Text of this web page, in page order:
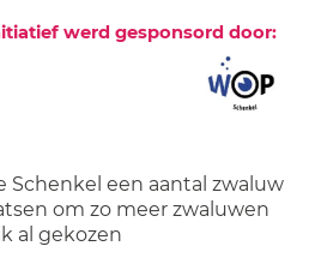
werd gesponsord door:
Schenkel een aantal zwaluw
om zo meer zwaluwen
al gekozen